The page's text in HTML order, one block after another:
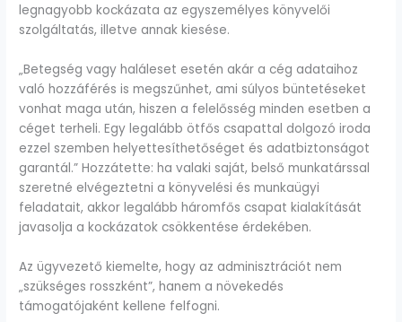
legnagyobb kockázata az egyszemélyes könyvelői
szolgáltatás, illetve annak kiesése.
„Betegség vagy haláleset esetén akár a cég adataihoz
való hozzáférés is megszűnhet, ami súlyos büntetéseket
vonhat maga után, hiszen a felelősség minden esetben a
céget terheli. Egy legalább ötfős csapattal dolgozó iroda
ezzel szemben helyettesíthetőséget és adatbiztonságot
garantál.” Hozzátette: ha valaki saját, belső munkatárssal
szeretné elvégeztetni a könyvelési és munkaügyi
feladatait, akkor legalább háromfős csapat kialakítását
javasolja a kockázatok csökkentése érdekében.
Az ügyvezető kiemelte, hogy az adminisztrációt nem
„szükséges rosszként”, hanem a növekedés
támogatójaként kellene felfogni.